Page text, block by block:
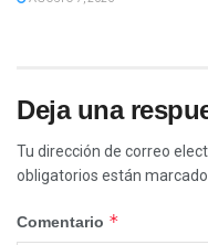
Deja una
Tu dirección de correo
obligatorios están
Comentario *